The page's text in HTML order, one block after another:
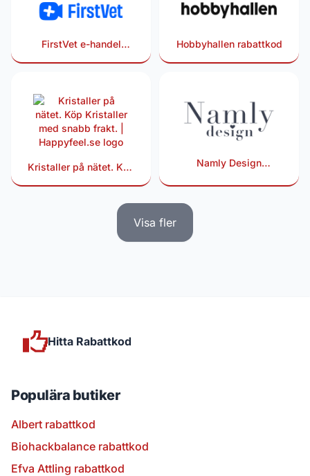
FirstVet e-handel
Hobbyhallen rabattkod
Kristaller på nätet. Köp
Namly Design
Visa fler
Hitta Rabattkod
Populära butiker
Albert rabattkod
Biohackbalance rabattkod
Efva Attling rabattkod